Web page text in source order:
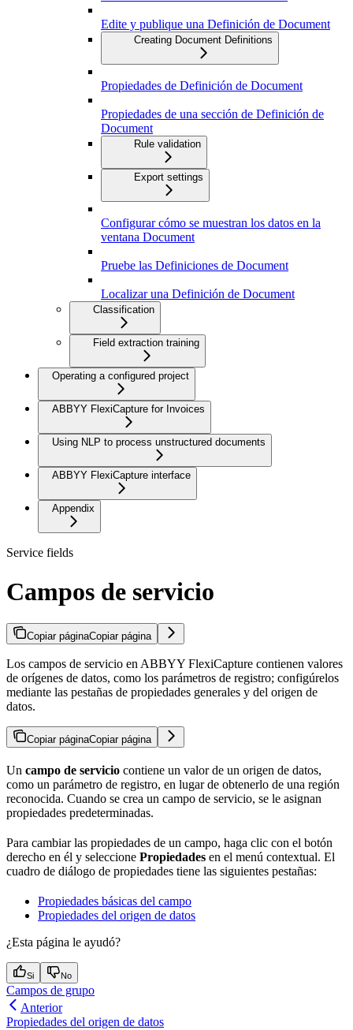
Edite y publique una Definición de Document
Creating Document Definitions
Propiedades de Definición de Document
Propiedades de una sección de Definición de
Document
Rule validation
Export settings
Configurar cómo se muestran los datos en la
ventana Document
Pruebe las Definiciones de Document
Localizar una Definición de Document
Classification
Field extraction training
Operating a configured project
ABBYY FlexiCapture for Invoices
Using NLP to process unstructured documents
ABBYY FlexiCapture interface
Appendix
Service fields
Campos de servicio
Copiar páginaCopiar página
Los campos de servicio en ABBYY FlexiCapture contienen valores
de orígenes de datos, como los parámetros de registro; configúrelos
mediante las pestañas de propiedades generales y del origen de
datos.
Copiar páginaCopiar página
Un campo de servicio contiene un valor de un origen de datos,
como un parámetro de registro, en lugar de obtenerlo de una región
reconocida. Cuando se crea un campo de servicio, se le asignan
propiedades predeterminadas.
Para cambiar las propiedades de un campo, haga clic con el botón
derecho en él y seleccione Propiedades en el menú contextual. El
cuadro de diálogo de propiedades tiene las siguientes pestañas:
Propiedades básicas del campo
Propiedades del origen de datos
¿Esta página le ayudó?
Si No
Campos de grupo
Anterior
Propiedades del origen de datos